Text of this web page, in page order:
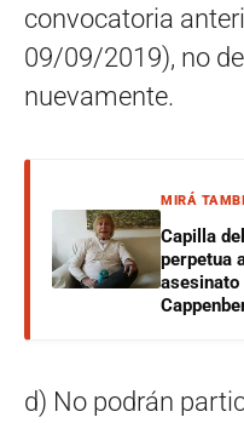
convocatoria
09/09/2019), no
nuevamente.
MIRÁ
Capilla
perpetua
d) No podrán